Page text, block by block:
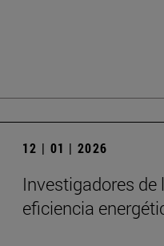
12 | 01 | 2026
Investigadores
eficiencia